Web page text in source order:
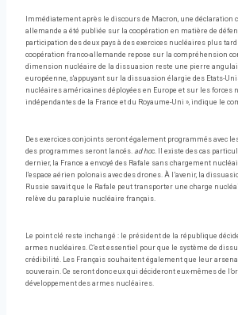
Immédiatement après le discours de Macron, une déclaration
allemande a été publiée sur la coopération en matière de
participation des deux pays à des exercices nucléaires plus tard
coopération franco-allemande repose sur la compréhension
dimension nucléaire de la dissuasion reste une pierre
européenne, s'appuyant sur la dissuasion élargie des Etats-
nucléaires américaines déployées en Europe et sur les forces
indépendantes de la France et du Royaume-Uni », indique le
Des exercices conjoints seront également programmés avec
des programmes seront lancés. ad hoc. Il existe des cas
dernier, la France a envoyé des Rafale sans chargement
l'espace aérien polonais avec des drones. À l’avenir, la
Russie savait que le Rafale peut transporter une charge
relève du parapluie nucléaire français.
Le point clé reste inchangé : le président de la république
armes nucléaires. C’est essentiel pour que le système de
crédibilité. Les Français souhaitent également que leur
souverain. Ce seront donc eux qui décideront eux-mêmes de
développement des armes nucléaires.